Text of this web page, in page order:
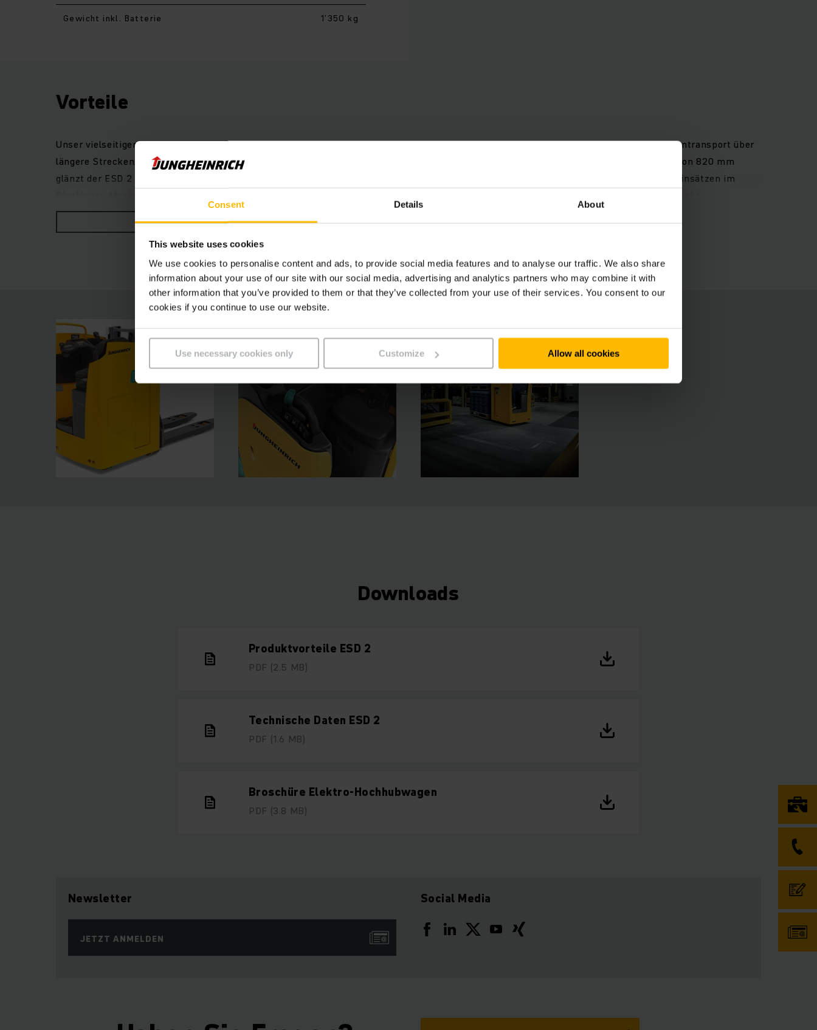
Consent Details About
This website uses cookies
We use cookies to personalise content and ads, to provide social media features and to analyse our traffic. We also share
information about your use of our site with our social media, advertising and analytics partners who may combine it with
other information that you’ve provided to them or that they’ve collected from your use of their services. You consent to our
cookies if you continue to use our website.
Use necessary cookies only Customize Allow all cookies
Gewicht inkl. Batterie 1’350 kg
Vorteile
Unser vielseitiger und leistungsstarker ESD 2 macht beim Rangieren in engen Raumverhältnissen eine ebenso gute Figur wie beim Warentransport über
längere Strecken. Je nach Einsatzszenario lässt sich der Stapler an Ihre individuellen Nutzungsbedingungen anpassen. Mit einer Breite von 820 mm
glänzt der ESD 2 mit höchster Effizienz in kurzen Arbeitsgangbreiten wie bei der Palettenpositionierung an Lkw-Bordwänden oder bei Einsätzen im
Ausgezeichnete Rundumsicht und entspanntes Arbeiten auch bei häufigen Fahrtrichtungswechseln werden durch die seitliche Fahrposition ermöglicht.
Für noch mehr Komfort sorgen das übersichtliche Display mit allen wichtigen Funktionen sowie die leichtgängige elektrische Lenkung.
MEHR ANZEIGEN
Downloads
Produktvorteile ESD 2
PDF (2.5 MB)
Technische Daten ESD 2
PDF (1.6 MB)
Broschüre Elektro-Hochhubwagen
PDF (3.8 MB)
Newsletter
JETZT ANMELDEN
Social Media